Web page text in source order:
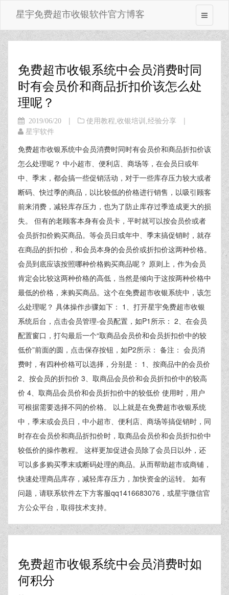
星宇免费超市收银软件官方博客
免费超市收银系统中会员消费时同
时有会员价和商品折扣价该怎么处
理呢？
2019/06/20 | 使用教程 收银培训 经验分享 |
星宇软件
免费超市收银系统中会员消费时同时有会员价和商品折扣价该
怎么处理呢？ 中小超市、便利店、商场等，在会员日或年
中、季末，都会搞一些促销活动，对于一些库存压力较大或者
断码、快过季的商品，以比较低的价格进行销售，以吸引顾客
前来消费，减轻库存压力，也为了防止库存过季造成更大的损
失。 但有的老顾客本身有会员卡，平时就可以按会员价或者
会员折扣价购买商品。等会员日或年中、季末搞促销时，就存
在商品的折扣价，和会员本身的会员价或折扣价这两种价格。
会员到底应该按照哪种价格购买商品呢？ 原则上，作为会员
肯定会比较这两种价格的高低，当然是倾向于这按两种价格中
最低的价格，来购买商品。这个在免费超市收银系统中，该怎
么处理呢？ 具体操作步骤如下： 1、打开星宇免费超市收银
系统后台，点击会员管理-会员配置，如P1所示： 2、在会员
配置窗口，打勾最后一个“取商品会员价和会员折扣价中的较
低价”前面的圆，点击保存按钮，如P2所示： 备注： 会员消
费时，有四种价格可以选择，分别是： 1、按商品中的会员价
2、按会员的折扣价 3、取商品会员价和会员折扣价中的较高
价 4、取商品会员价和会员折扣价中的较低价 使用时，用户
可根据需要选择不同的价格。 以上就是在免费超市收银系统
中，季末或会员日，中小超市、便利店、商场等搞促销时，同
时存在会员价和商品折扣价时，取商品会员价和会员折扣价中
较低价的操作教程。 这样更加促进会员除了会员日以外，还
可以多多购买季末或断码处理的商品。从而帮助超市或商铺，
快速处理商品库存，减轻库存压力，加快资金的运转。 如有
问题，请联系软件左下方客服qq1416683076，或星宇微信官
方公众平台，取得技术支持。
免费超市收银系统中会员消费时如
何积分